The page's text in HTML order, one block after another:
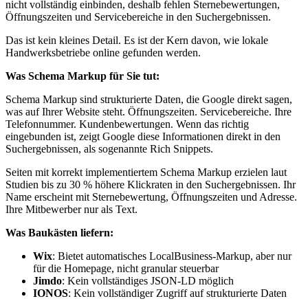
nicht vollständig einbinden, deshalb fehlen Sternebewertungen,
Öffnungszeiten und Servicebereiche in den Suchergebnissen.
Das ist kein kleines Detail. Es ist der Kern davon, wie lokale
Handwerksbetriebe online gefunden werden.
Was Schema Markup für Sie tut:
Schema Markup sind strukturierte Daten, die Google direkt sagen,
was auf Ihrer Website steht. Öffnungszeiten. Servicebereiche. Ihre
Telefonnummer. Kundenbewertungen. Wenn das richtig
eingebunden ist, zeigt Google diese Informationen direkt in den
Suchergebnissen, als sogenannte Rich Snippets.
Seiten mit korrekt implementiertem Schema Markup erzielen laut
Studien bis zu 30 % höhere Klickraten in den Suchergebnissen. Ihr
Name erscheint mit Sternebewertung, Öffnungszeiten und Adresse.
Ihre Mitbewerber nur als Text.
Was Baukästen liefern:
Wix: Bietet automatisches LocalBusiness-Markup, aber nur
für die Homepage, nicht granular steuerbar
Jimdo: Kein vollständiges JSON-LD möglich
IONOS: Kein vollständiger Zugriff auf strukturierte Daten